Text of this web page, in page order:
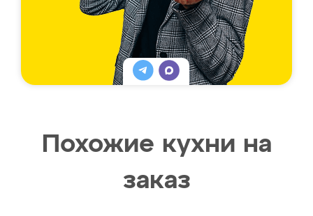
Похожие кухни на
заказ